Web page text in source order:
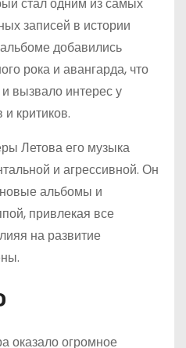
записей в истории
добавились
рока и авангарда, что
вызвало интерес у
критиков.
Летова его музыка
и агрессивной. Он
альбомы и
привлекая все
на развитие
оказало огромное